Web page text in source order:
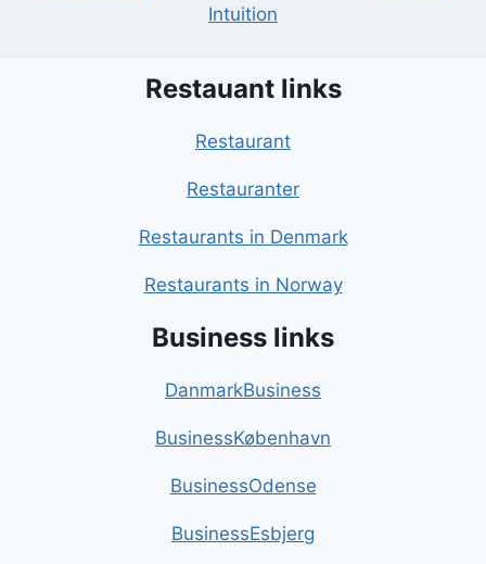
Intuition
Restauant links
Restaurant
Restauranter
Restaurants in Denmark
Restaurants in Norway
Business links
DanmarkBusiness
BusinessKøbenhavn
BusinessOdense
BusinessEsbjerg